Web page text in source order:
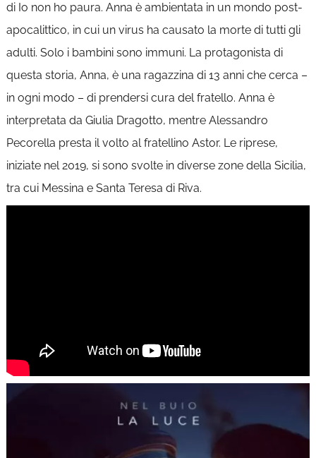
di Io non ho paura. Anna è ambientata in un mondo post-
apocalittico, in cui un virus ha causato la morte di tutti gli
adulti. Solo i bambini sono immuni. La protagonista di
questa storia, Anna, è una ragazzina di 13 anni che cerca –
in ogni modo – di prendersi cura del fratello. Anna è
interpretata da Giulia Dragotto, mentre Alessandro
Pecorella presta il volto al fratellino Astor. Le riprese,
iniziate nel 2019, si sono svolte in diverse zone della Sicilia,
tra cui Messina e Santa Teresa di Riva.